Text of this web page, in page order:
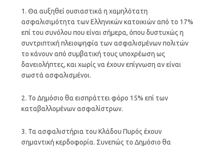
1. Θα αυξηθεί ουσιαστικά η χαμηλότατη
ασφαλισιμότητα των Ελληνικών κατοικιών από το 17%
επί του συνόλου που είναι σήμερα, όπου δυστυχώς η
συντριπτική πλειοψηφία των ασφαλισμένων πολιτών
το κάνουν από συμβατική τους υποχρέωση ως
δανειολήπτες, και χωρίς να έχουν επίγνωση αν είναι
σωστά ασφαλισμένοι.
2. Το Δημόσιο θα εισπράττει φόρο 15% επί των
καταβαλλομένων ασφαλίστρων.
3. Τα ασφαλιστήρια του Κλάδου Πυρός έχουν
σημαντική κερδοφορία. Συνεπώς το Δημόσιο θα